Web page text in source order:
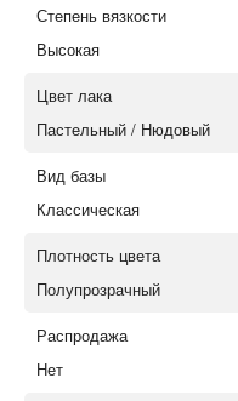
Степень вязкости
Высокая
Цвет лака
Пастельный / Нюдовый
Вид базы
Классическая
Плотность цвета
Полупрозрачный
Распродажа
Нет